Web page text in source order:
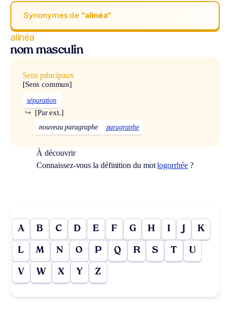
Synonymes de “alinéa“
alinéa
nom masculin
Sens principaux
[Sens commun]
séparation
[Par ext.]
↪
nouveau paragraphe paragraphe
À découvrir
Connaissez-vous la définition du motlogorrhée?
A B C D E F G H I J K
L M N O P Q R S T U
V W X Y Z